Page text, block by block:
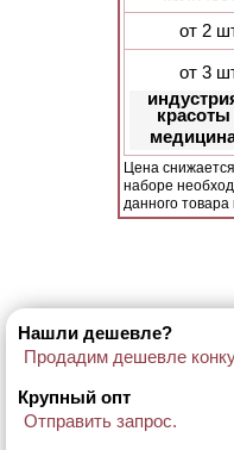
от 2
от 3
красоты
Цена
наборе
данного товара
Нашли дешевле?
Продадим дешевле
Крупный опт
Отправить запрос.